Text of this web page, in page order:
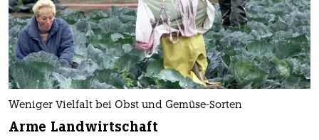
Weniger Vielfalt bei Obst und Gemüse-Sorten
Arme Landwirtschaft